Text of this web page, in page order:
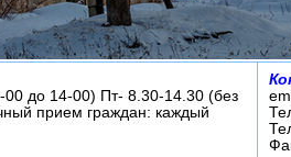
до 14-00) Пт- 8.30-14.30 (без
прием граждан: каждый